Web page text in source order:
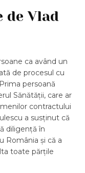
de Vlad
ca având un
de procesul cu
persoană
Sănătății, care ar
contractului
a susținut că
diligență în
România și că a
toate părțile